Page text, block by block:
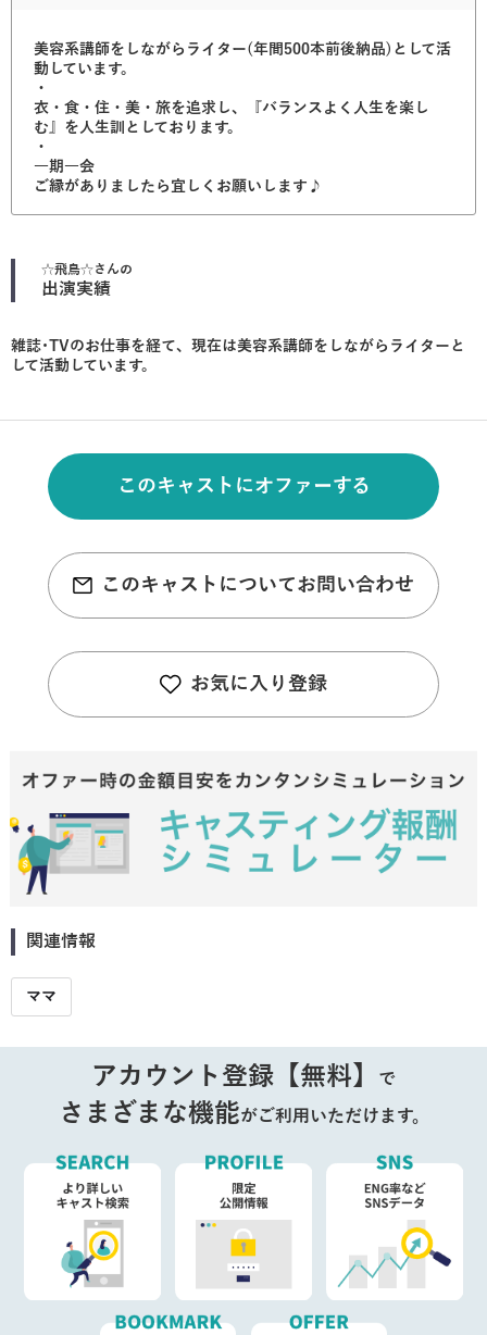
美容系講師をしながらライター(年間500本前後納品)として活
動しています。
・
衣・食・住・美・旅を追求し、『バランスよく人生を楽し
む』を人生訓としております。
・
一期一会
ご縁がありましたら宜しくお願いします♪
☆飛鳥☆さんの
出演実績
雑誌･TVのお仕事を経て、現在は美容系講師をしながらライターと
して活動しています。
このキャストにオファーする
このキャストについてお問い合わせ
お気に入り登録
関連情報
ママ
アカウント登録【無料】 で
さまざまな機能がご利用いただけます。